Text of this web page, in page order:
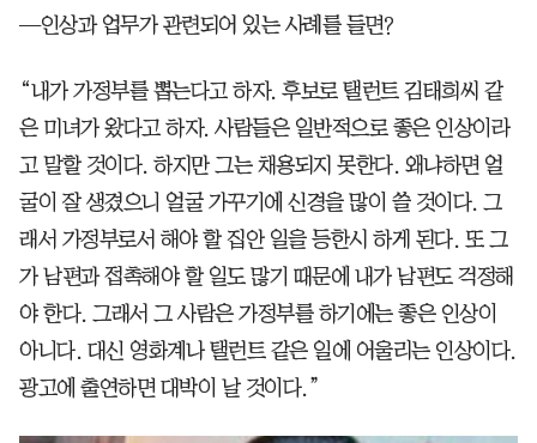
—인상과 업무가 관련되어 있는 사례를 들면?
“내가 가정부를 뽑는다고 하자. 후보로 탤런트 김태희씨 같
은 미녀가 왔다고 하자. 사람들은 일반적으로 좋은 인상이라
고 말할 것이다. 하지만 그는 채용되지 못한다. 왜냐하면 얼
굴이 잘 생겼으니 얼굴 가꾸기에 신경을 많이 쓸 것이다. 그
래서 가정부로서 해야 할 집안 일을 등한시 하게 된다. 또 그
가 남편과 접촉해야 할 일도 많기 때문에 내가 남편도 걱정해
야 한다. 그래서 그 사람은 가정부를 하기에는 좋은 인상이
아니다. 대신 영화계나 탤런트 같은 일에 어울리는 인상이다.
광고에 출연하면 대박이 날 것이다.”